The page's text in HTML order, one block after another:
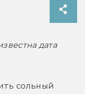
дата
сольный